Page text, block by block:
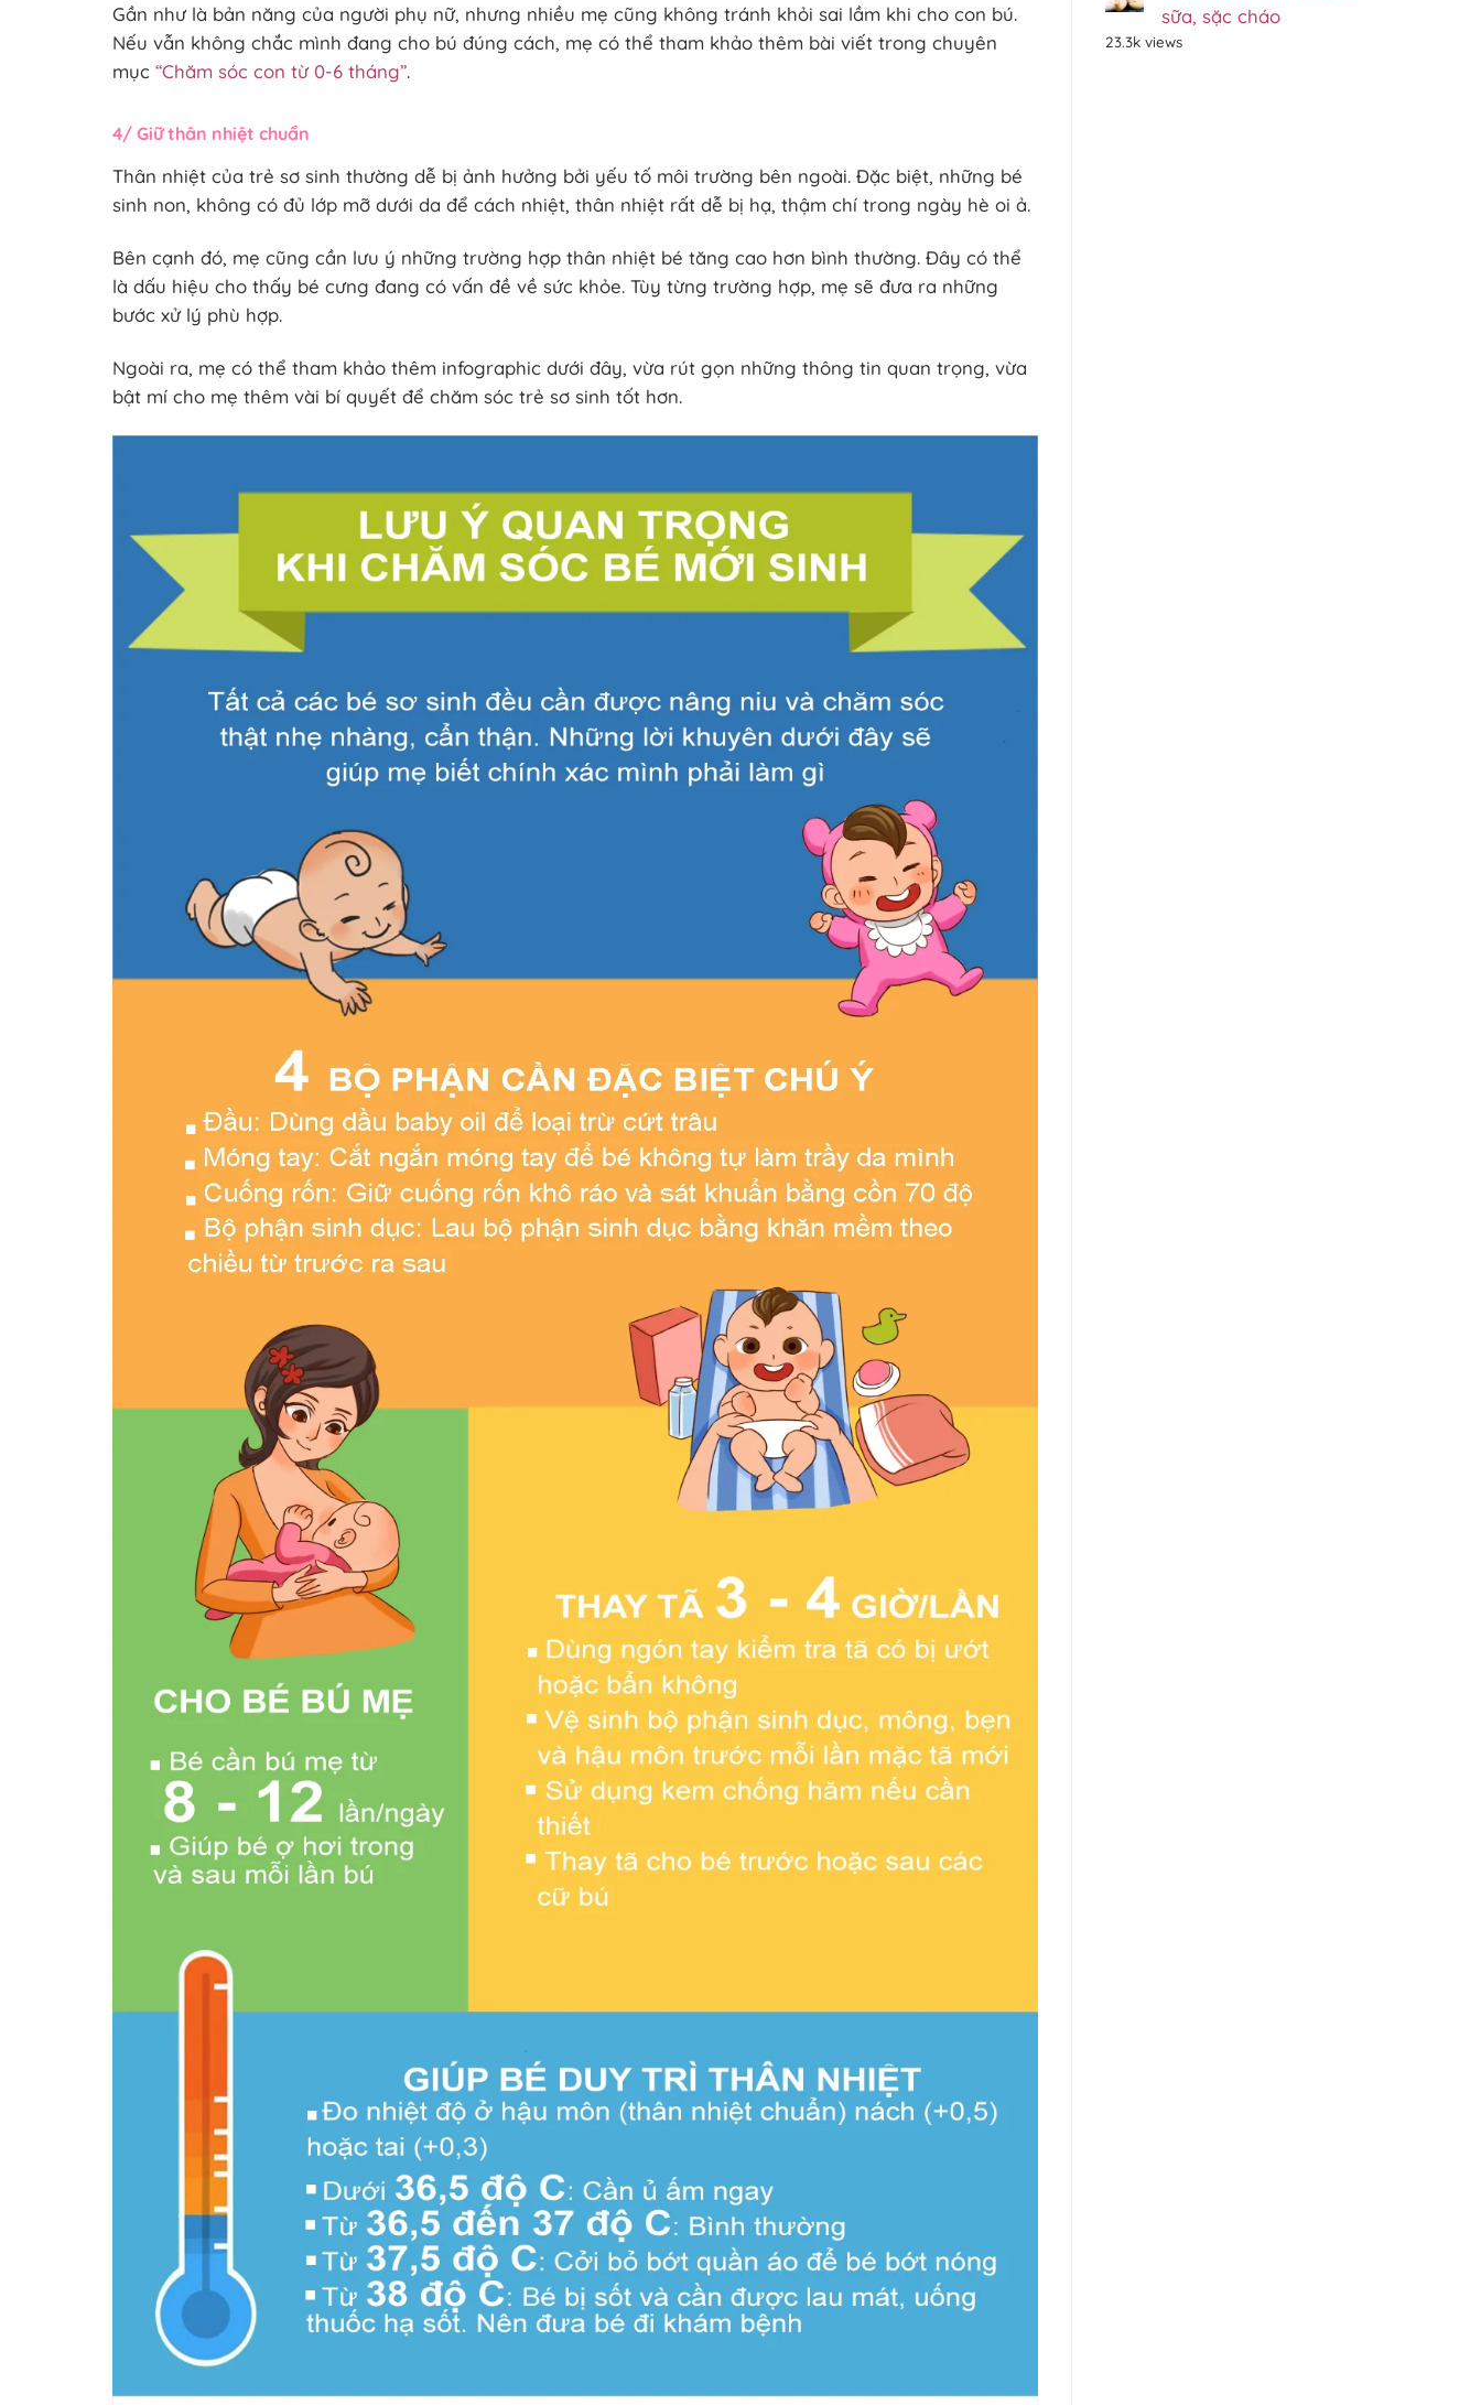
Gần như là bản năng của người phụ nữ, nhưng nhiều mẹ cũng không tránh khỏi sai lầm khi cho con bú.
Nếu vẫn không chắc mình đang cho bú đúng cách, mẹ có thể tham khảo thêm bài viết trong chuyên
mục “Chăm sóc con từ 0-6 tháng”.
4/ Giữ thân nhiệt chuẩn
Thân nhiệt của trẻ sơ sinh thường dễ bị ảnh hưởng bởi yếu tố môi trường bên ngoài. Đặc biệt, những bé
sinh non, không có đủ lớp mỡ dưới da để cách nhiệt, thân nhiệt rất dễ bị hạ, thậm chí trong ngày hè oi ả.
Bên cạnh đó, mẹ cũng cần lưu ý những trường hợp thân nhiệt bé tăng cao hơn bình thường. Đây có thể
là dấu hiệu cho thấy bé cưng đang có vấn đề về sức khỏe. Tùy từng trường hợp, mẹ sẽ đưa ra những
bước xử lý phù hợp.
Ngoài ra, mẹ có thể tham khảo thêm infographic dưới đây, vừa rút gọn những thông tin quan trọng, vừa
bật mí cho mẹ thêm vài bí quyết để chăm sóc trẻ sơ sinh tốt hơn.
sữa, sặc cháo
23.3k views